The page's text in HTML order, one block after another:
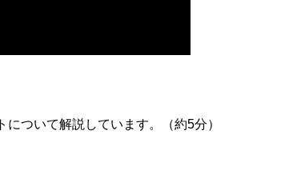
ついて解説しています。（約5分）